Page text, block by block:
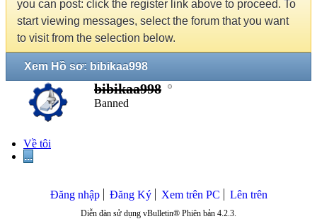
you can post: click the register link above to proceed. To
start viewing messages, select the forum that you want
to visit from the selection below.
Xem Hồ sơ: bibikaa998
bibikaa998
Banned
Về tôi
...
Đăng nhập Đăng Ký Xem trên PC Lên trên
Diễn đàn sử dụng vBulletin® Phiên bản 4.2.3.